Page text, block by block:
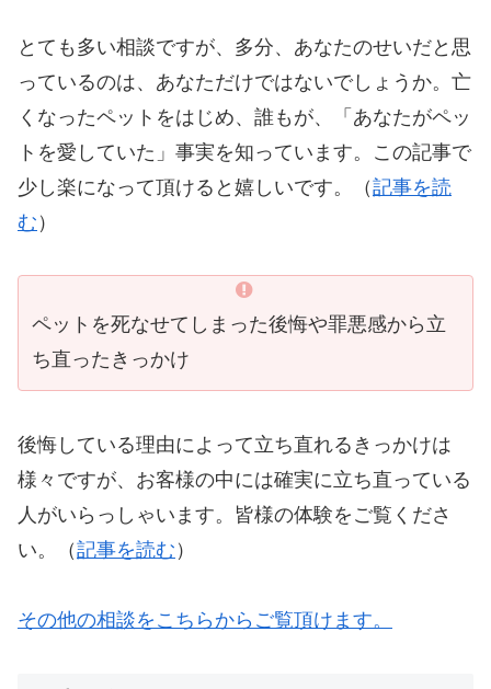
とても多い相談ですが、多分、あなたのせいだと思
っているのは、あなただけではないでしょうか。亡
くなったペットをはじめ、誰もが、「あなたがペッ
トを愛していた」事実を知っています。この記事で
少し楽になって頂けると嬉しいです。（記事を読
む ）
ペットを死なせてしまった後悔や罪悪感から立
ち直ったきっかけ
後悔している理由によって立ち直れるきっかけは
様々ですが、お客様の中には確実に立ち直っている
人がいらっしゃいます。皆様の体験をご覧くださ
い。（記事を読む ）
その他の相談をこちらからご覧頂けます。